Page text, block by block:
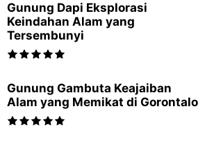
Gunung Dapi Eksplorasi
Keindahan Alam yang
Tersembunyi
Gunung Gambuta Keajaiban
Alam yang Memikat di Gorontalo